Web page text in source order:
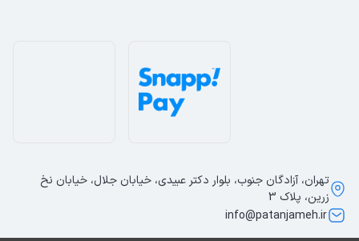
تهران، آزادگان جنوب، بلوار دکتر عبیدی، خیابان جلال، خیابان نخ
زرین، پلاک 3
info@patanjameh.ir